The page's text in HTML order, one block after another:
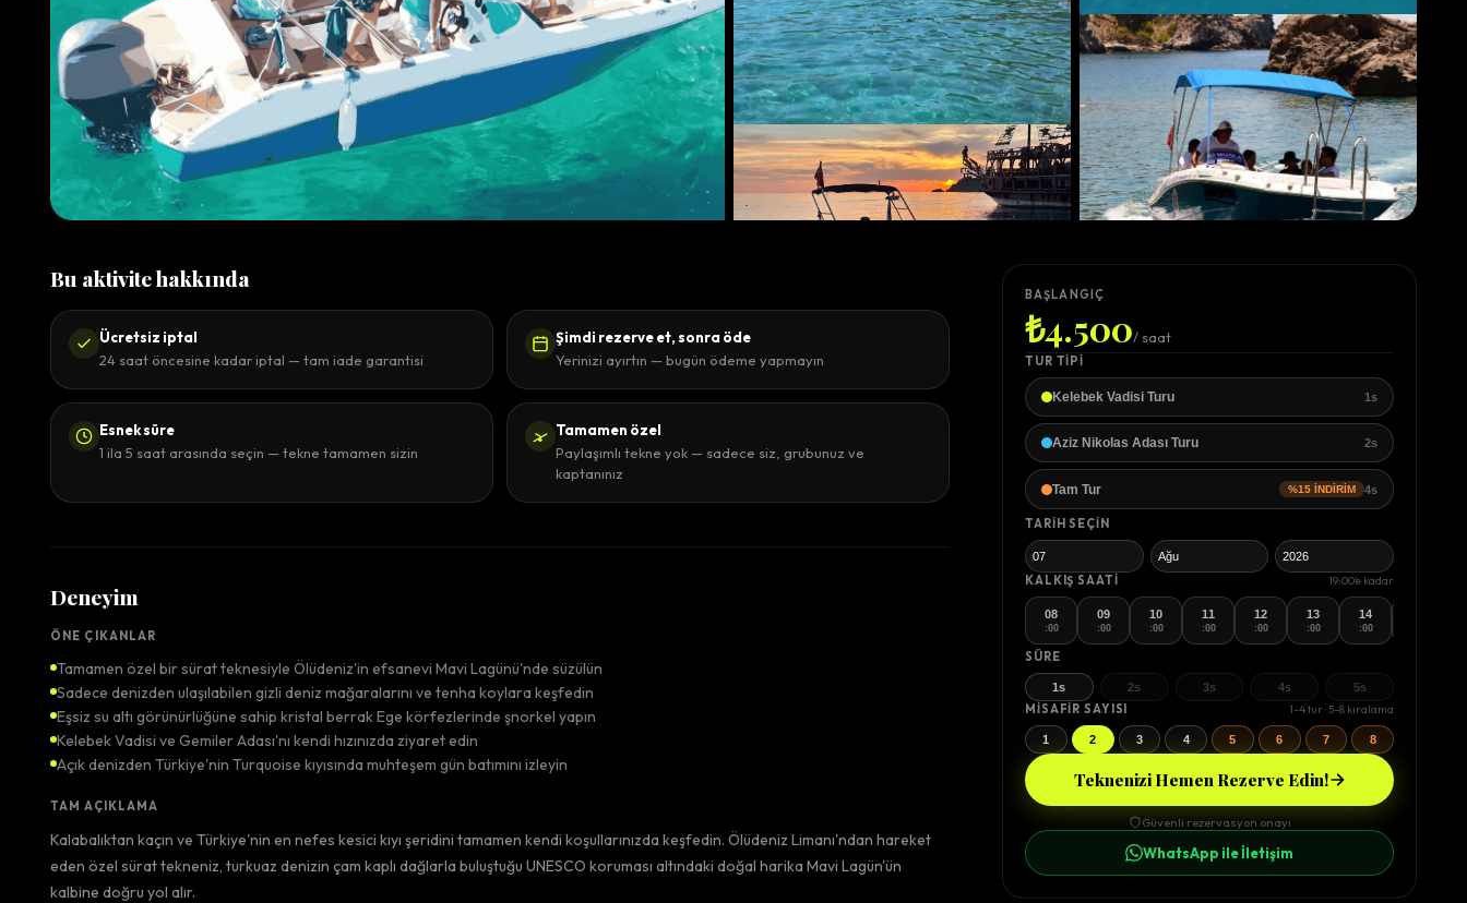
Bu aktivite hakkında
Ücretsiz iptal
24 saat öncesine kadar iptal — tam iade garantisi
Şimdi rezerve et, sonra öde
Yerinizi ayırtın — bugün ödeme yapmayın
Esnek süre
1 ila 5 saat arasında seçin — tekne tamamen sizin
Tamamen özel
Paylaşımlı tekne yok — sadece siz, grubunuz ve
kaptanınız
Deneyim
ÖNE ÇIKANLAR
Tamamen özel bir sürat teknesiyle Ölüdeniz'in efsanevi Mavi Lagünü'nde süzülün
Sadece denizden ulaşılabilen gizli deniz mağaralarını ve tenha koylara keşfedin
Eşsiz su altı görünürlüğüne sahip kristal berrak Ege körfezlerinde şnorkel yapın
Kelebek Vadisi ve Gemiler Adası'nı kendi hızınızda ziyaret edin
Açık denizden Türkiye'nin Turquoise kıyısında muhteşem gün batımını izleyin
TAM AÇIKLAMA
Kalabalıktan kaçın ve Türkiye'nin en nefes kesici kıyı şeridini tamamen kendi koşullarınızda keşfedin. Ölüdeniz Limanı'ndan hareket
eden özel sürat tekneniz, turkuaz denizin çam kaplı dağlarla buluştuğu UNESCO koruması altındaki doğal harika Mavi Lagün'ün
kalbine doğru yol alır.
BAŞLANGIÇ
₺4.500/ saat
TUR TIPI
Kelebek Vadisi Turu 1s
Aziz Nikolas Adası Turu 2s
Tam Tur %15 İNDİRİM 4s
TARIH SEÇIN
KALKIŞ SAATI 19:00'e kadar
08
:00
09
:00
10
:00
11
:00
12
:00
13
:00
14
:00
SÜRE
1s 2s 3s 4s 5s
MISAFIR SAYISI 1–4 tur · 5–8 kiralama
1 2 3 4 5 6 7 8
Teknenizi Hemen Rezerve Edin!
Güvenli rezervasyon onayı
WhatsApp ile İletişim